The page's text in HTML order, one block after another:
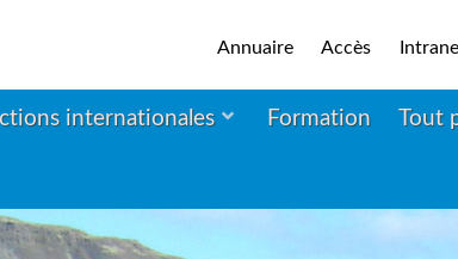
Annuaire Accès
internationales Formation Tout